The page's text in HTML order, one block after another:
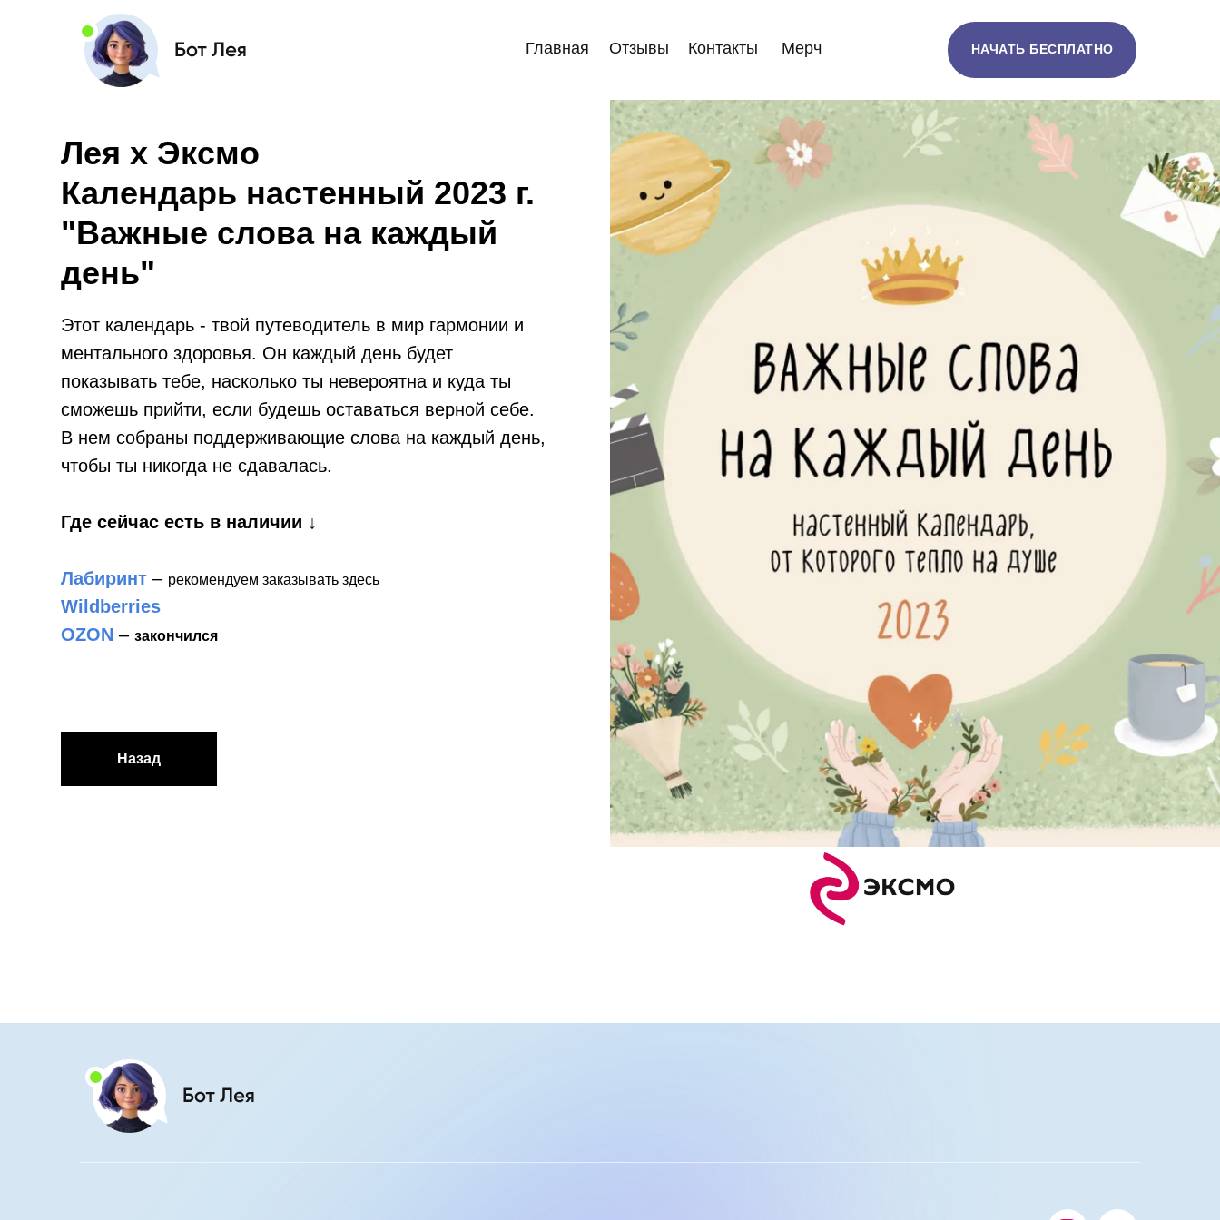
НАЧАТЬ БЕСПЛАТНО
Главная Контакты
Отзывы Мерч
Лея x Эксмо
Календарь настенный 2023 г.
"Важные слова на каждый
день"
Этот календарь - твой путеводитель в мир гармонии и
ментального здоровья. Он каждый день будет
показывать тебе, насколько ты невероятна и куда ты
сможешь прийти, если будешь оставаться верной себе.
В нем собраны поддерживающие слова на каждый день,
чтобы ты никогда не сдавалась.
Где сейчас есть в наличии ↓
Лабиринт – рекомендуем заказывать здесь
Wildberries
OZON –закончился
Назад